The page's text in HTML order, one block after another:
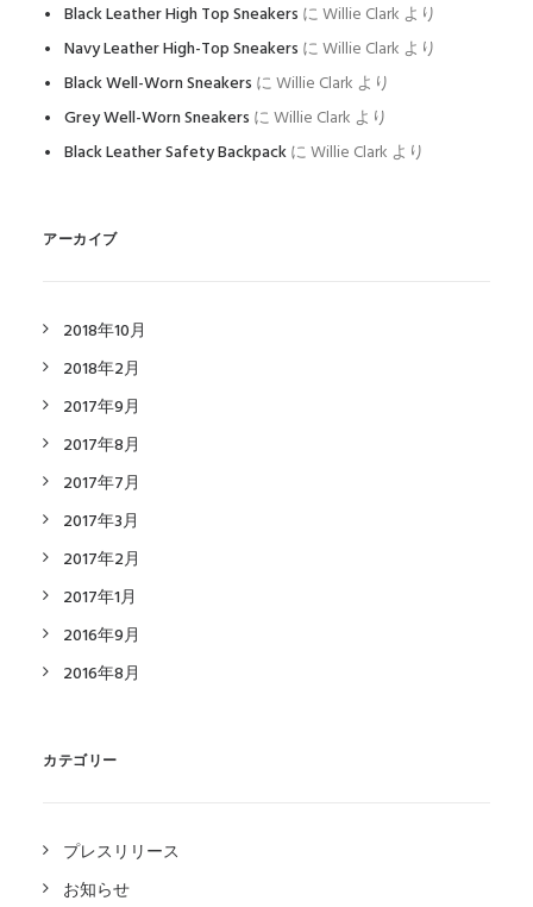
Black Leather High Top Sneakers にWillie Clark より
Navy Leather High-Top Sneakers にWillie Clark より
Black Well-Worn Sneakers にWillie Clark より
Grey Well-Worn Sneakers にWillie Clark より
Black Leather Safety BackpackにWillie Clark より
アーカイブ
2018年10月
2018年2月
2017年9月
2017年8月
2017年7月
2017年3月
2017年2月
2017年1月
2016年9月
2016年8月
カテゴリー
プレスリリース
お知らせ